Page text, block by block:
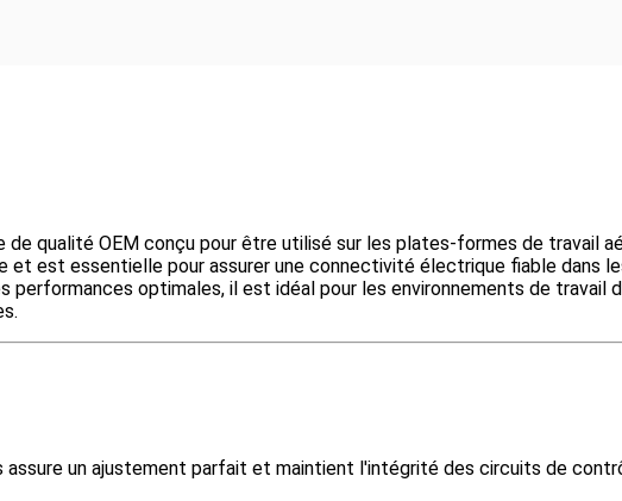
de qualité OEM conçu pour être utilisé sur les plates-formes de travail
est essentielle pour assurer une connectivité électrique fiable dans
optimales, il est idéal pour les environnements de travail
un ajustement parfait et maintient l'intégrité des circuits de